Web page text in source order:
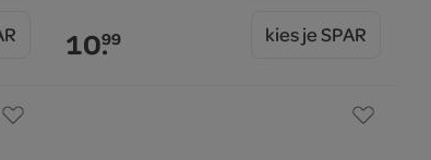
10.99 kies je SPAR